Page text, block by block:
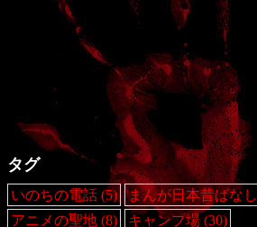
タグ
いのちの電話 (5) まんが日本昔ばなし
アニメの聖地 (8) キャンプ場 (30)